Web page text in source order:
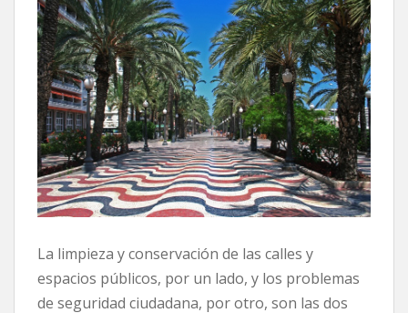
La limpieza y conservación de las calles y
espacios públicos, por un lado, y los problemas
de seguridad ciudadana, por otro, son las dos